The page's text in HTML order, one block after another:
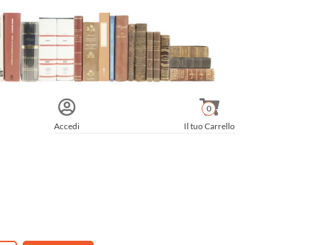
Accedi Il tuo Carrello
0